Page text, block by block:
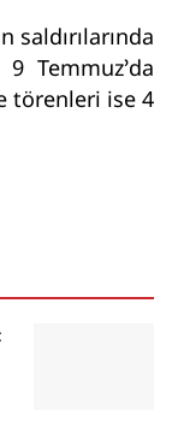
saldırılarında
Temmuz’da
törenleri ise 4